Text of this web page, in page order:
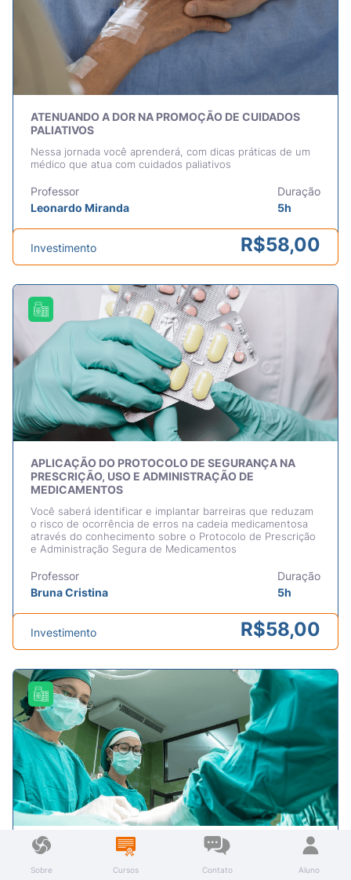
Sobre Cursos Contato Aluno
ATENUANDO A DOR NA PROMOÇÃO DE CUIDADOS
PALIATIVOS
Nessa jornada você aprenderá, com dicas práticas de um
médico que atua com cuidados paliativos
Professor
Leonardo Miranda
Duração
5h
Investimento R$58,00
APLICAÇÃO DO PROTOCOLO DE SEGURANÇA NA
PRESCRIÇÃO, USO E ADMINISTRAÇÃO DE
MEDICAMENTOS
Você saberá identificar e implantar barreiras que reduzam
o risco de ocorrência de erros na cadeia medicamentosa
através do conhecimento sobre o Protocolo de Prescrição
e Administração Segura de Medicamentos
Professor
Bruna Cristina
Duração
5h
Investimento R$58,00
APLICAÇÃO DO PROTOCOLO DE CIRURGIA SEGURA
PARA SALVAR VIDAS